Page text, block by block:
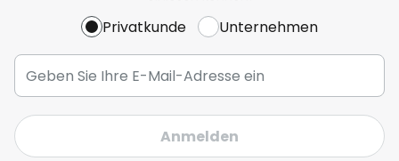
Privatkunde Unternehmen
Anmelden